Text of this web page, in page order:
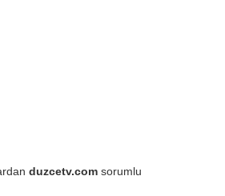
duzcetv.com sorumlu